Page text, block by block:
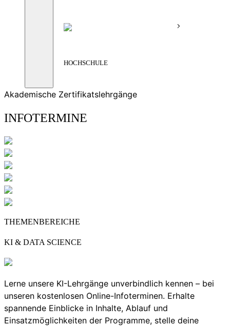
HOCHSCHULE
Akademische Zertifikatslehrgänge
INFOTERMINE
THEMENBEREICHE
KI & DATA SCIENCE
Lerne unsere KI-Lehrgänge unverbindlich kennen – bei
unseren kostenlosen Online-Infoterminen. Erhalte
spannende Einblicke in Inhalte, Ablauf und
Einsatzmöglichkeiten der Programme, stelle deine